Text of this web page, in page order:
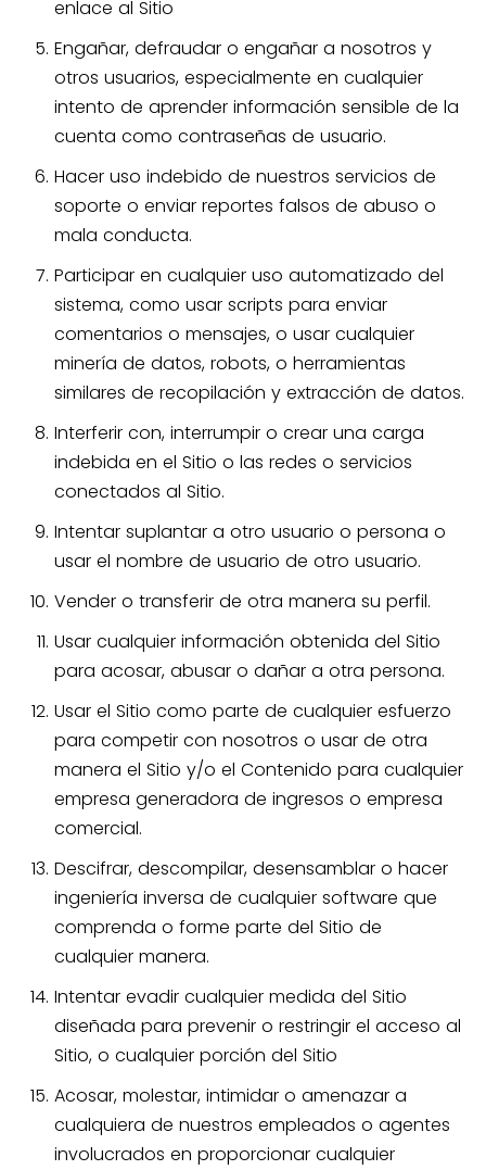
enlace al Sitio
Engañar, defraudar o engañar a nosotros y
otros usuarios, especialmente en cualquier
intento de aprender información sensible de la
cuenta como contraseñas de usuario.
Hacer uso indebido de nuestros servicios de
soporte o enviar reportes falsos de abuso o
mala conducta.
Participar en cualquier uso automatizado del
sistema, como usar scripts para enviar
comentarios o mensajes, o usar cualquier
minería de datos, robots, o herramientas
similares de recopilación y extracción de datos.
Interferir con, interrumpir o crear una carga
indebida en el Sitio o las redes o servicios
conectados al Sitio.
Intentar suplantar a otro usuario o persona o
usar el nombre de usuario de otro usuario.
Vender o transferir de otra manera su perfil.
Usar cualquier información obtenida del Sitio
para acosar, abusar o dañar a otra persona.
Usar el Sitio como parte de cualquier esfuerzo
para competir con nosotros o usar de otra
manera el Sitio y/o el Contenido para cualquier
empresa generadora de ingresos o empresa
comercial.
Descifrar, descompilar, desensamblar o hacer
ingeniería inversa de cualquier software que
comprenda o forme parte del Sitio de
cualquier manera.
Intentar evadir cualquier medida del Sitio
diseñada para prevenir o restringir el acceso al
Sitio, o cualquier porción del Sitio
Acosar, molestar, intimidar o amenazar a
cualquiera de nuestros empleados o agentes
involucrados en proporcionar cualquier